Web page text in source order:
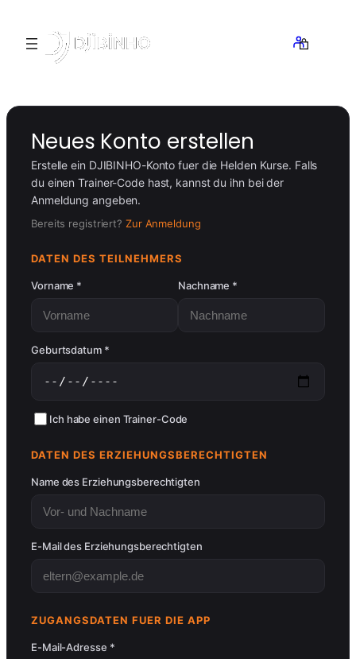
Inhalt
springen
Neues Konto erstellen
Erstelle ein DJIBINHO-Konto fuer die Helden Kurse. Falls
du einen Trainer-Code hast, kannst du ihn bei der
Anmeldung angeben.
Bereits registriert? Zur Anmeldung
DATEN DES TEILNEHMERS
Vorname * Nachname *
Geburtsdatum *
Ich habe einen Trainer-Code
DATEN DES ERZIEHUNGSBERECHTIGTEN
Name des Erziehungsberechtigten
E-Mail des Erziehungsberechtigten
ZUGANGSDATEN FUER DIE APP
E-Mail-Adresse *